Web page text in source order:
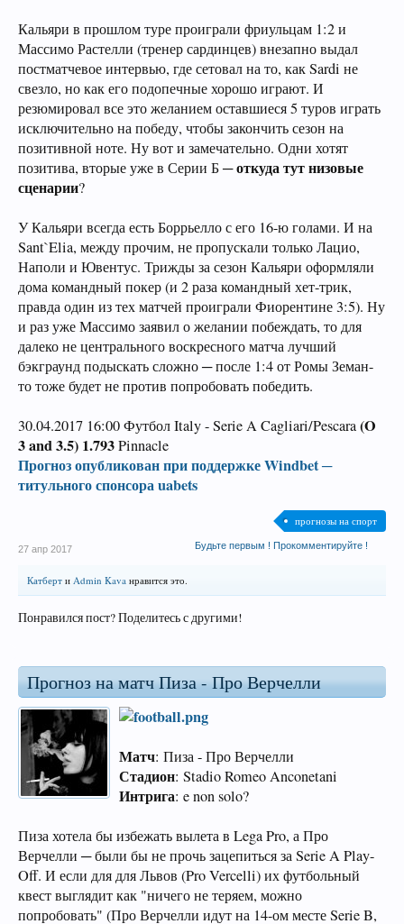
Кальяри в прошлом туре проиграли фриульцам 1:2 и
Массимо Растелли (тренер сардинцев) внезапно выдал
постматчевое интервью, где сетовал на то, как Sardi не
свезло, но как его подопечные хорошо играют. И
резюмировал все это желанием оставшиеся 5 туров играть
исключительно на победу, чтобы закончить сезон на
позитивной ноте. Ну вот и замечательно. Одни хотят
позитива, вторые уже в Серии Б ─откуда тут низовые
сценарии?
У Кальяри всегда есть Боррьелло с его 16-ю голами. И на
Sant`Elia, между прочим, не пропускали только Лацио,
Наполи и Ювентус. Трижды за сезон Кальяри оформляли
дома командный покер (и 2 раза командный хет-трик,
правда один из тех матчей проиграли Фиорентине 3:5). Ну
и раз уже Массимо заявил о желании побеждать, то для
далеко не центрального воскресного матча лучший
бэкграунд подыскать сложно ─ после 1:4 от Ромы Земан-
то тоже будет не против попробовать победить.
30.04.2017 16:00 Футбол Italy - Serie A Cagliari/Pescara(O
3 and 3.5) 1.793Pinnacle
Прогноз опубликован при поддержке Windbet ─
титульного спонсора uabets
прогнозы на спорт
Будьте первым ! Прокомментируйте !
27 апр 2017
Катберт и Admin Kava нравится это.
Понравился пост? Поделитесь с другими!
Прогноз на матч Пиза - Про Верчелли
Матч: Пиза - Про Верчелли
Стадион: Stadio Romeo Anconetani
Интрига: e non solo?
Пиза хотела бы избежать вылета в Lega Pro, а Про
Верчелли ─ были бы не прочь зацепиться за Serie A Play-
Off. И если для для Львов (Pro Vercelli) их футбольный
квест выглядит как "ничего не теряем, можно
попробовать" (Про Верчелли идут на 14-ом месте Serie B,